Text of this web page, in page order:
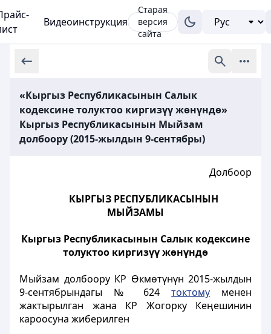
Видеоинструкция
Старая
версия
сайта
«Кыргыз Республикасынын Салык
кодексине толуктоо киргизүү жөнүндө»
Кыргыз Республикасынын Мыйзам
долбоору (2015-жылдын 9-сентябры)
Долбоор
КЫРГЫЗ РЕСПУБЛИКАСЫНЫН
МЫЙЗАМЫ
Кыргыз Республикасынын Салык кодексине
толуктоо киргизүү жөнүндө
Мыйзам долбоору КР Өкмөтүнүн 2015-жылдын
9-сентябрындагы № 624токтому менен
жактырылган жана КР Жогорку Кеңешинин
кароосуна жиберилген